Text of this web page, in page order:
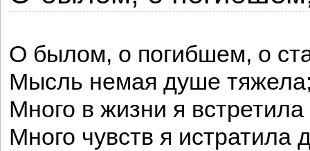
О былом, о погибшем, о
Мысль немая душе
Много в жизни я встретила
Много чувств я истратила